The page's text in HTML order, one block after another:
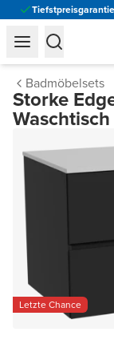
Tiefstpreisgarantie
Badmöbelsets
Storke
Waschtisch
Letzte Chance